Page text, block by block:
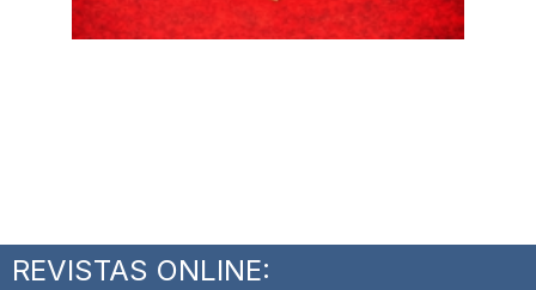
REVISTAS ONLINE: